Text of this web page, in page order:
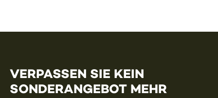
VERPASSEN SIE KEIN
SONDERANGEBOT MEHR